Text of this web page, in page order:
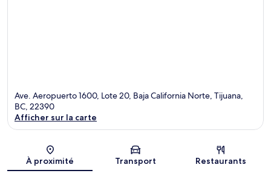
Ave. Aeropuerto 1600, Lote 20, Baja California Norte, Tijuana,
BC, 22390
Afficher sur la carte
À proximité Transport Restaurants